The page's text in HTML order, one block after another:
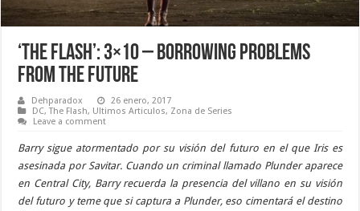
‘The Flash’: 3×10 – Borrowing Problems
From The Future
Dehparadox
26 enero, 2017
DC,The Flash, Ultimos Articulos, Zona de Series
Leave a comment
Barry sigue atormentado por su visión del futuro en el que Iris es
asesinada por Savitar. Cuando un criminal llamado Plunder aparece
en Central City, Barry recuerda la presencia del villano en su visión
del futuro y teme que si captura a Plunder, eso cimentará el destino